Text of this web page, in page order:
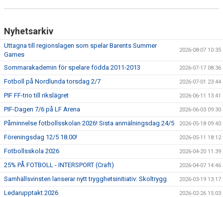
Nyhetsarkiv
Uttagna till regionslagen som spelar Barents Summer
Games
2026-08-07 10:35
Sommarakademin för spelare födda 2011-2013 2026-07-17 08:36
Fotboll på Nordlunda torsdag 2/7 2026-07-01 23:44
PIF FF-trio till rikslägret 2026-06-11 13:41
PIF-Dagen 7/6 på LF Arena 2026-06-03 09:30
Påminnelse fotbollsskolan 2026! Sista anmälningsdag 24/5 2026-05-18 09:40
Föreningsdag 12/5 18.00! 2026-05-11 18:12
Fotbollsskola 2026 2026-04-20 11:39
25% PÅ FOTBOLL - INTERSPORT (Craft) 2026-04-07 14:46
Samhällsvinsten lanserar nytt trygghetsinitiativ: Skoltrygg 2026-03-19 13:17
Ledarupptakt 2026 2026-02-26 15:03